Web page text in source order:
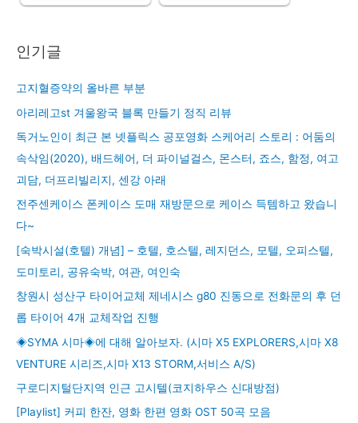
인기글
고지혈증약의 올바른 부분
아리레고st 겨울왕국 블록 만들기 정직 리뷰
독거노인이 최근 본 넷플릭스 공포영화 스케어리 스토리 : 어둠의
속삭임(2020), 배드헤어, 더 파이널걸스, 몬스터, 죠스, 함정, 여고
괴담, 더프리빌리지, 센강 아래
전주센케이스 폰케이스 도매 재방문으로 케이스 득템하고 왔습니
다~
[숙박시설(호텔) 개념] – 호텔, 호스텔, 레지던스, 모텔, 오피스텔,
도미토리, 공유숙박, 여관, 여인숙
창원시 성산구 타이어교체 제네시스 g80 진동으로 전화문의 후 던
롭 타이어 4개 교체작업 진행
◈SYMA 시마◈에 대해 알아보자. (시마 X5 EXPLORERS,시마 X8
VENTURE 시리즈,시마 X13 STORM,서비스 A/S)
구로디지털단지역 인근 고시텔(코지하우스 신대방점)
[Playlist] 커피 한잔, 영화 한편 영화 OST 50곡 모음